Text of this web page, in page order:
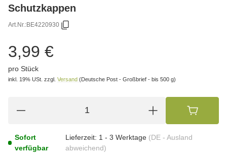
Schutzkappen
Art.Nr.:BE4220930
3,99 €
pro Stück
inkl. 19% USt. zzgl. Versand (Deutsche Post - Großbrief - bis 500 g)
Sofort
verfügbar
Lieferzeit: 1 - 3 Werktage (DE - Ausland
abweichend)